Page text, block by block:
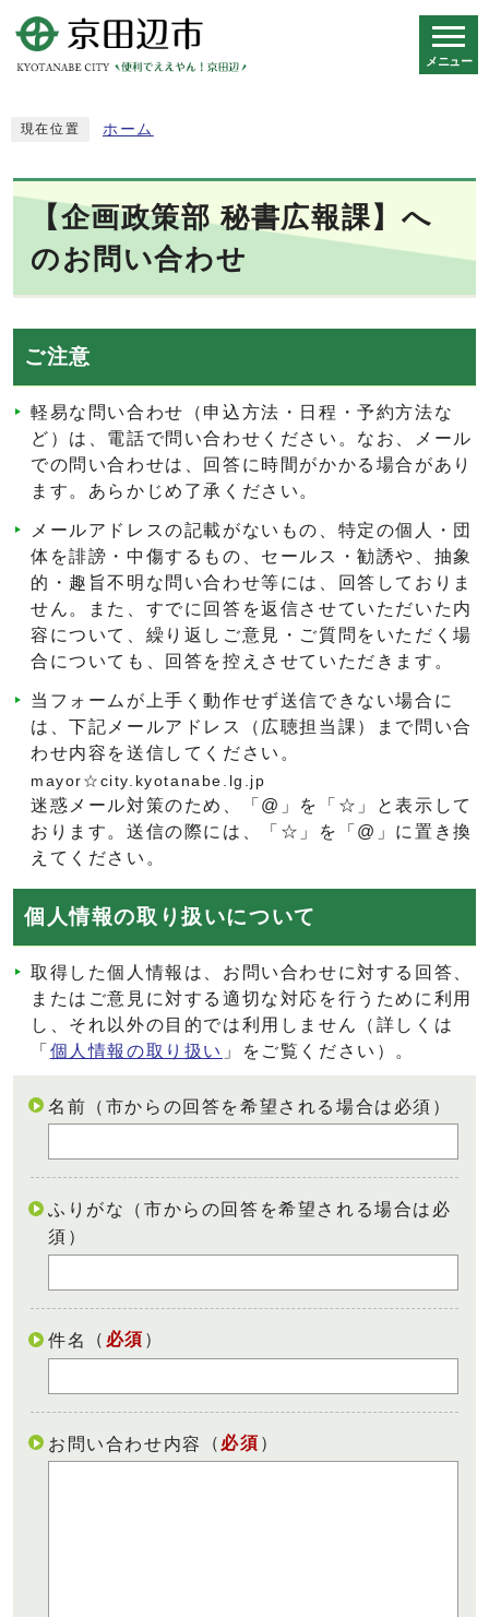
メニュー
現在位置 ホーム
【企画政策部 秘書広報課】へ
のお問い合わせ
ご注意
軽易な問い合わせ（申込方法・日程・予約方法な
ど）は、電話で問い合わせください。なお、メール
での問い合わせは、回答に時間がかかる場合があり
ます。あらかじめ了承ください。
メールアドレスの記載がないもの、特定の個人・団
体を誹謗・中傷するもの、セールス・勧誘や、抽象
的・趣旨不明な問い合わせ等には、回答しておりま
せん。また、すでに回答を返信させていただいた内
容について、繰り返しご意見・ご質問をいただく場
合についても、回答を控えさせていただきます。
当フォームが上手く動作せず送信できない場合に
は、下記メールアドレス（広聴担当課）まで問い合
わせ内容を送信してください。
mayor☆city.kyotanabe.lg.jp
迷惑メール対策のため、「@」を「☆」と表示して
おります。送信の際には、「☆」を「@」に置き換
えてください。
個人情報の取り扱いについて
取得した個人情報は、お問い合わせに対する回答、
またはご意見に対する適切な対応を行うために利用
し、それ以外の目的では利用しません（詳しくは
「 個人情報の取り扱い 」をご覧ください）。
名前（市からの回答を希望される場合は必須）
ふりがな（市からの回答を希望される場合は必
須）
件名 （ 必須 ）
お問い合わせ内容 （ 必須 ）